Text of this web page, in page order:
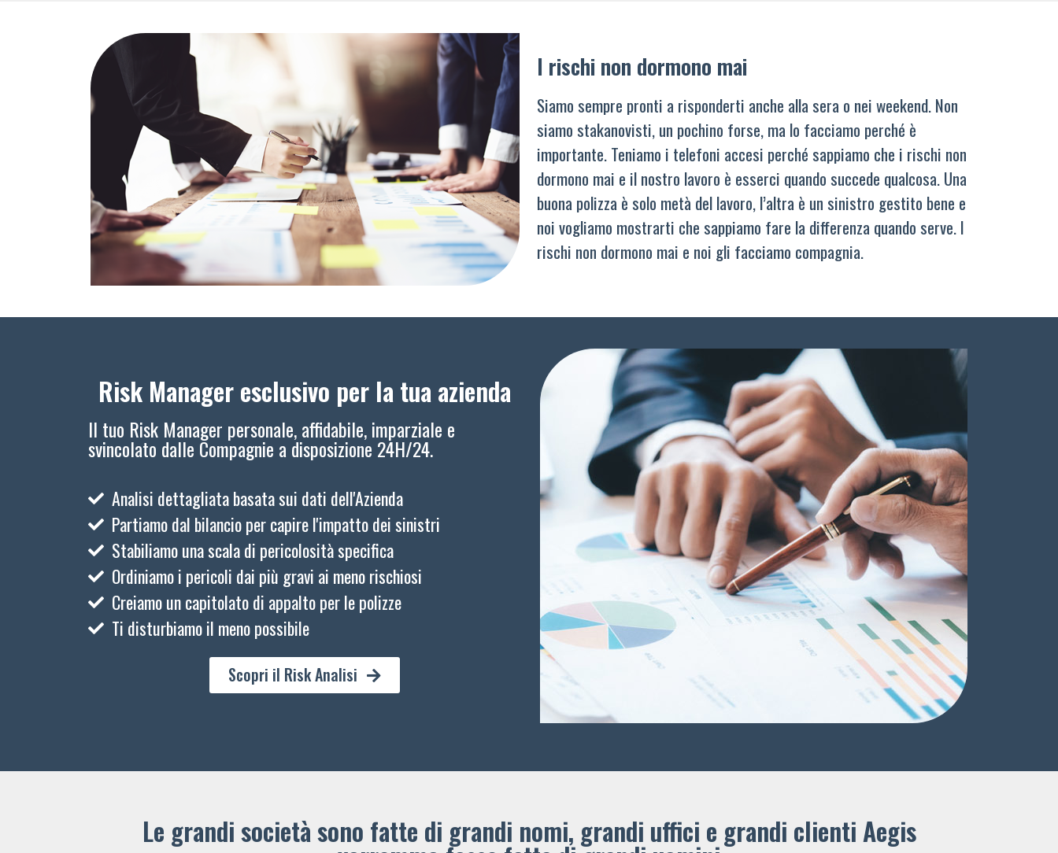
I rischi non dormono mai
Siamo sempre pronti a risponderti anche alla sera o nei weekend. Non
siamo stakanovisti, un pochino forse, ma lo facciamo perché è
importante. Teniamo i telefoni accesi perché sappiamo che i rischi non
dormono mai e il nostro lavoro è esserci quando succede qualcosa. Una
buona polizza è solo metà del lavoro, l’altra è un sinistro gestito bene e
noi vogliamo mostrarti che sappiamo fare la differenza quando serve. I
rischi non dormono mai e noi gli facciamo compagnia.
Risk Manager esclusivo per la tua azienda
Il tuo Risk Manager personale, affidabile, imparziale e
svincolato dalle Compagnie a disposizione 24H/24.
Analisi dettagliata basata sui dati dell'Azienda
Partiamo dal bilancio per capire l'impatto dei sinistri
Stabiliamo una scala di pericolosità specifica
Ordiniamo i pericoli dai più gravi ai meno rischiosi
Creiamo un capitolato di appalto per le polizze
Ti disturbiamo il meno possibile
Scopri il Risk Analisi
Le grandi società sono fatte di grandi nomi, grandi uffici e grandi clienti ​Aegis